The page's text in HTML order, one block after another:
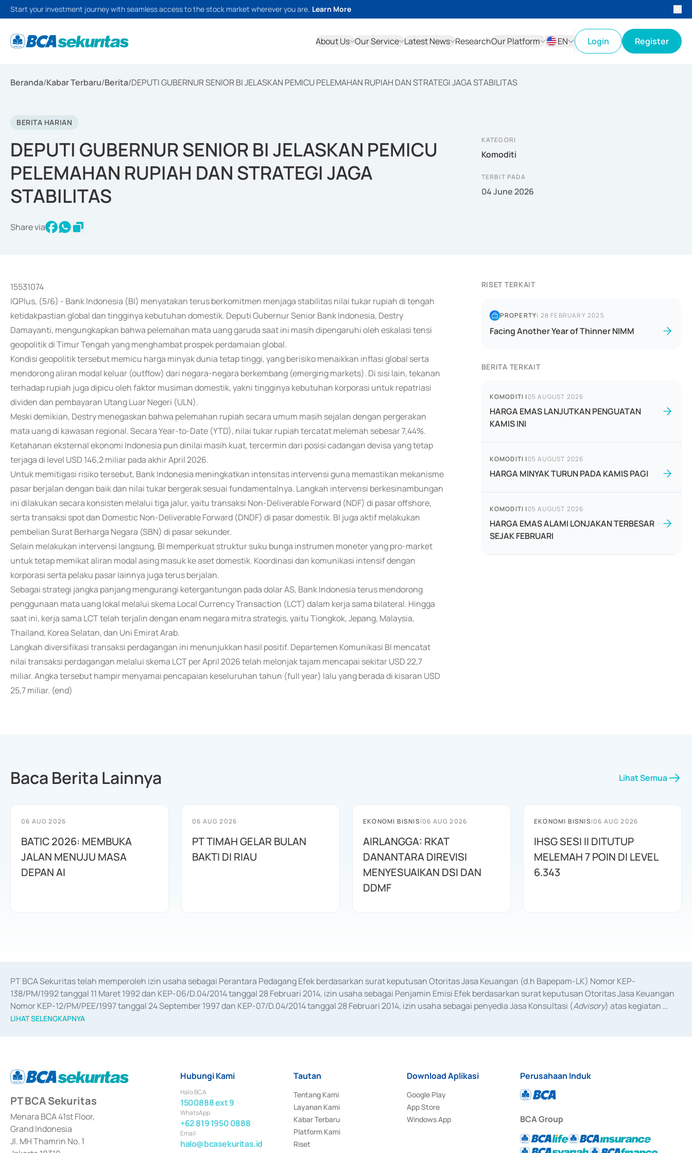
Start your investment journey with seamless access to the stock market wherever you are. Learn More
About Us Our Service Latest News ResearchOur Platform
EN
Login Register
Beranda/Kabar Terbaru/Berita/DEPUTI GUBERNUR SENIOR BI JELASKAN PEMICU PELEMAHAN RUPIAH DAN STRATEGI JAGA STABILITAS
BERITA HARIAN
DEPUTI GUBERNUR SENIOR BI JELASKAN PEMICU
PELEMAHAN RUPIAH DAN STRATEGI JAGA
STABILITAS
Share via
KATEGORI
Komoditi
TERBIT PADA
04 June 2026
15531074
IQPlus, (5/6) - Bank Indonesia (BI) menyatakan terus berkomitmen menjaga stabilitas nilai tukar rupiah di tengah
ketidakpastian global dan tingginya kebutuhan domestik. Deputi Gubernur Senior Bank Indonesia, Destry
Damayanti, mengungkapkan bahwa pelemahan mata uang garuda saat ini masih dipengaruhi oleh eskalasi tensi
geopolitik di Timur Tengah yang menghambat prospek perdamaian global.
Kondisi geopolitik tersebut memicu harga minyak dunia tetap tinggi, yang berisiko menaikkan inflasi global serta
mendorong aliran modal keluar (outflow) dari negara-negara berkembang (emerging markets). Di sisi lain, tekanan
terhadap rupiah juga dipicu oleh faktor musiman domestik, yakni tingginya kebutuhan korporasi untuk repatriasi
dividen dan pembayaran Utang Luar Negeri (ULN).
Meski demikian, Destry menegaskan bahwa pelemahan rupiah secara umum masih sejalan dengan pergerakan
mata uang di kawasan regional. Secara Year-to-Date (YTD), nilai tukar rupiah tercatat melemah sebesar 7,44%.
Ketahanan eksternal ekonomi Indonesia pun dinilai masih kuat, tercermin dari posisi cadangan devisa yang tetap
terjaga di level USD 146,2 miliar pada akhir April 2026.
Untuk memitigasi risiko tersebut, Bank Indonesia meningkatkan intensitas intervensi guna memastikan mekanisme
pasar berjalan dengan baik dan nilai tukar bergerak sesuai fundamentalnya. Langkah intervensi berkesinambungan
ini dilakukan secara konsisten melalui tiga jalur, yaitu transaksi Non-Deliverable Forward (NDF) di pasar offshore,
serta transaksi spot dan Domestic Non-Deliverable Forward (DNDF) di pasar domestik. BI juga aktif melakukan
pembelian Surat Berharga Negara (SBN) di pasar sekunder.
Selain melakukan intervensi langsung, BI memperkuat struktur suku bunga instrumen moneter yang pro-market
untuk tetap memikat aliran modal asing masuk ke aset domestik. Koordinasi dan komunikasi intensif dengan
korporasi serta pelaku pasar lainnya juga terus berjalan.
Sebagai strategi jangka panjang mengurangi ketergantungan pada dolar AS, Bank Indonesia terus mendorong
penggunaan mata uang lokal melalui skema Local Currency Transaction (LCT) dalam kerja sama bilateral. Hingga
saat ini, kerja sama LCT telah terjalin dengan enam negara mitra strategis, yaitu Tiongkok, Jepang, Malaysia,
Thailand, Korea Selatan, dan Uni Emirat Arab.
Langkah diversifikasi transaksi perdagangan ini menunjukkan hasil positif. Departemen Komunikasi BI mencatat
nilai transaksi perdagangan melalui skema LCT per April 2026 telah melonjak tajam mencapai sekitar USD 22,7
miliar. Angka tersebut hampir menyamai pencapaian keseluruhan tahun (full year) lalu yang berada di kisaran USD
25,7 miliar. (end)
RISET TERKAIT
PROPERTY| 28 FEBRUARY 2025
Facing Another Year of Thinner NIMM
BERITA TERKAIT
KOMODITI |05 AUGUST 2026
HARGA EMAS LANJUTKAN PENGUATAN
KAMIS INI
KOMODITI |05 AUGUST 2026
HARGA MINYAK TURUN PADA KAMIS PAGI
KOMODITI |05 AUGUST 2026
HARGA EMAS ALAMI LONJAKAN TERBESAR
SEJAK FEBRUARI
Baca Berita Lainnya Lihat Semua
06 AUG 2026
BATIC 2026: MEMBUKA
JALAN MENUJU MASA
DEPAN AI
06 AUG 2026
PT TIMAH GELAR BULAN
BAKTI DI RIAU
EKONOMI BISNIS|06 AUG 2026
AIRLANGGA: RKAT
DANANTARA DIREVISI
MENYESUAIKAN DSI DAN
DDMF
EKONOMI BISNIS|06 AUG 2026
IHSG SESI II DITUTUP
MELEMAH 7 POIN DI LEVEL
6.343
PT BCA Sekuritas telah memperoleh izin usaha sebagai Perantara Pedagang Efek berdasarkan surat keputusan Otoritas Jasa Keuangan (d.h Bapepam-LK) Nomor KEP-
138/PM/1992 tanggal 11 Maret 1992 dan KEP-06/D.04/2014 tanggal 28 Februari 2014, izin usaha sebagai Penjamin Emisi Efek berdasarkan surat keputusan Otoritas Jasa Keuangan
Nomor KEP-12/PM/PEE/1997 tanggal 24 September 1997 dan KEP-07/D.04/2014 tanggal 28 Februari 2014, izin usaha sebagai penyedia Jasa Konsultasi (Advisory) atas kegiatan
merger, akuisisi, divestasi, dan
LIHAT SELENGKAPNYA
PT BCA Sekuritas
Menara BCA 41st Floor,
Grand Indonesia
Jl. MH Thamrin No. 1
Hubungi Kami
Halo BCA
1500888 ext 9
WhatsApp
+62 819 1950 0888
Email
halo@bcasekuritas.id
Tautan
Tentang Kami
Layanan Kami
Kabar Terbaru
Platform Kami
Riset
Download Aplikasi
Google Play
App Store
Windows App
Perusahaan Induk
BCA Group